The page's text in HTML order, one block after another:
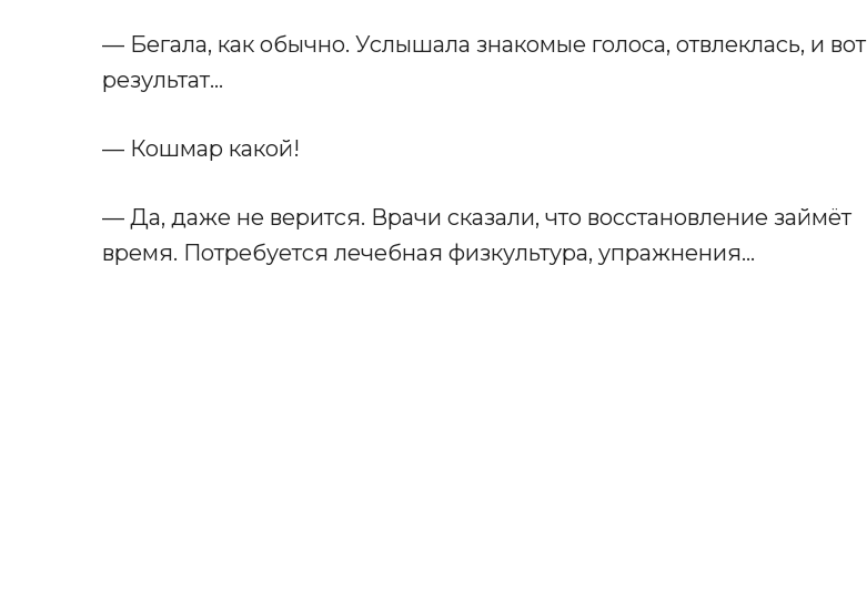
— Бегала, как обычно. Услышала знакомые голоса, отвлеклась, и вот
результат…
— Кошмар какой!
— Да, даже не верится. Врачи сказали, что восстановление займёт
время. Потребуется лечебная физкультура, упражнения…